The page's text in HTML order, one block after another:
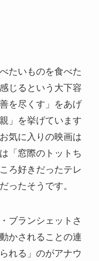
たいものを食べた
じるという大下容
を尽くす」をあげ
」を挙げています
気に入りの映画は
「窓際のトットち
ろ好きだったテレ
ったそうです。
ブランシェットさ
かされることの連
れる」のがアナウ